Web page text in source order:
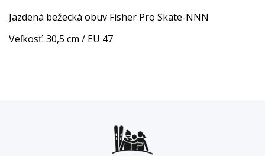
Jazdená bežecká obuv Fisher Pro Skate-NNN
Veľkosť: 30,5 cm / EU 47